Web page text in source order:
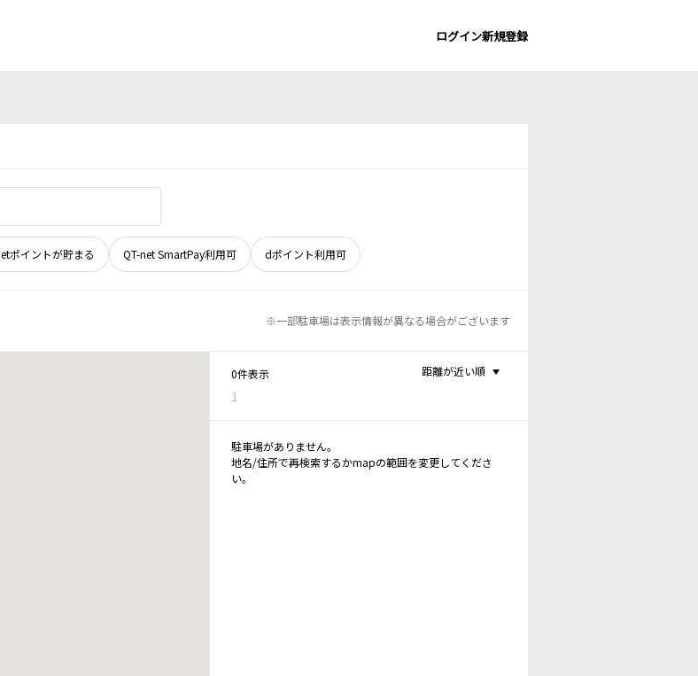
ログイン新規登録
ポイントが貯まる QT-net SmartPay利用可 dポイント利用可
※一部駐車場は表示情報が異なる場合がございます
0件表示
1
距離が近い順
駐車場がありません。
地名/住所で再検索するかmapの範囲を変更してくださ
い。